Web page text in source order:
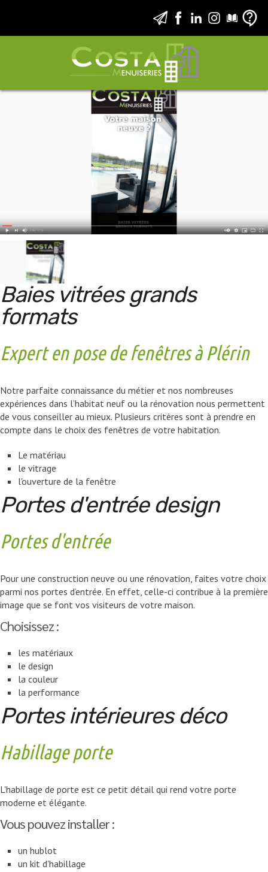
Maison neuve : baies vitrées - portes
d'entrées - portes d'intérieures - Plérin
Baies vitrées grands
formats
Expert en pose de fenêtres à Plérin
Notre parfaite connaissance du métier et nos nombreuses
expériences dans l’habitat neuf ou la rénovation nous permettent
de vous conseiller au mieux. Plusieurs critères sont à prendre en
compte dans le choix des fenêtres de votre habitation.
Le matériau
le vitrage
l'ouverture de la fenêtre
Portes d'entrée design
Portes d'entrée
Pour une construction neuve ou une rénovation, faites votre choix
parmi nos portes d’entrée. En effet, celle-ci contribue à la première
image que se font vos visiteurs de votre maison.
Choisissez :
les matériaux
le design
la couleur
la performance
Portes intérieures déco
Habillage porte
L'habillage de porte est ce petit détail qui rend votre porte
moderne et élégante.
Vous pouvez installer :
un hublot
un kit d'habillage